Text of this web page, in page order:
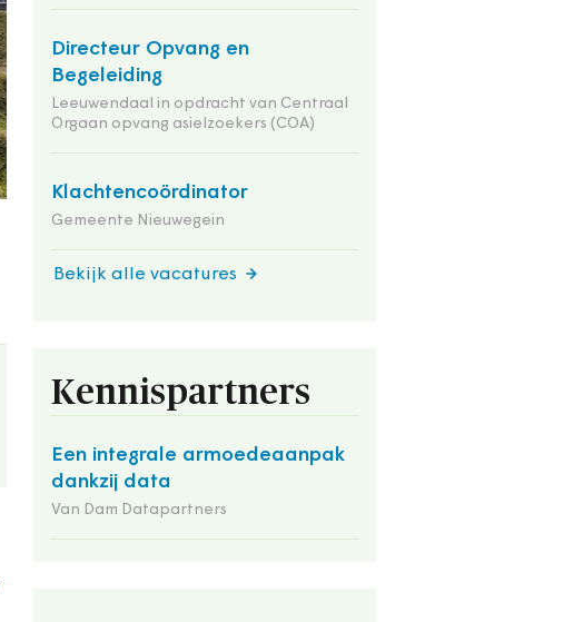
Directeur Opvang en
Begeleiding
Leeuwendaal in opdracht van Centraal
Orgaan opvang asielzoekers (COA)
Klachtencoördinator
Gemeente Nieuwegein
Bekijk alle vacatures
Kennispartners
Een integrale armoedeaanpak
dankzij data
Van Dam Datapartners